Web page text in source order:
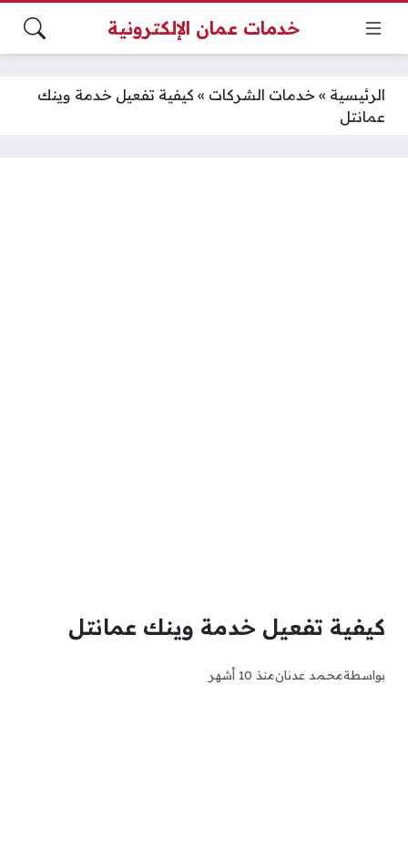
خدمات عمان الإلكترونية
الرئيسية » خدمات الشركات » كيفية تفعيل خدمة وينك
عمانتل
كيفية تفعيل خدمة وينك عمانتل
بواسطةمحمد عدنانمنذ 10 أشهر